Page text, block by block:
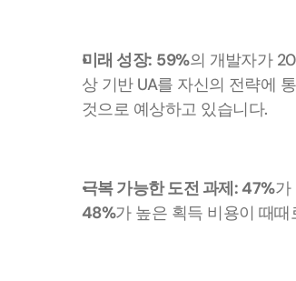
미래 성장: 59%의 개발자가
상 기반 UA를 자신의 전략에
것으로 예상하고 있습니다.
극복 가능한 도전 과제:47%
48%가 높은 획득 비용이 때